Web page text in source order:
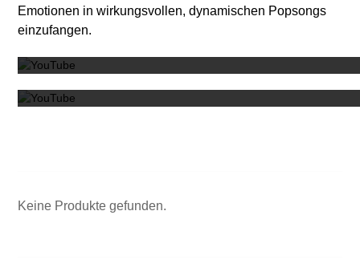
Emotionen in wirkungsvollen, dynamischen Popsongs
einzufangen.
Mit
Keine Produkte gefunden.